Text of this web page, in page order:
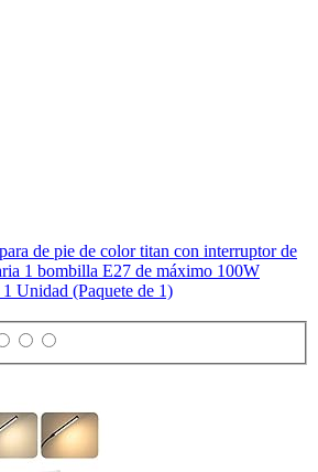
de pie de color titan con interruptor de
1 bombilla E27 de máximo 100W
Unidad (Paquete de 1)